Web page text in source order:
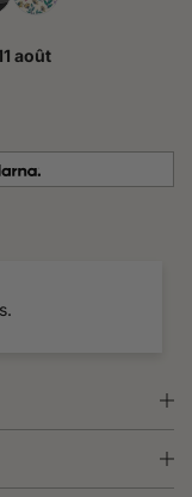
août